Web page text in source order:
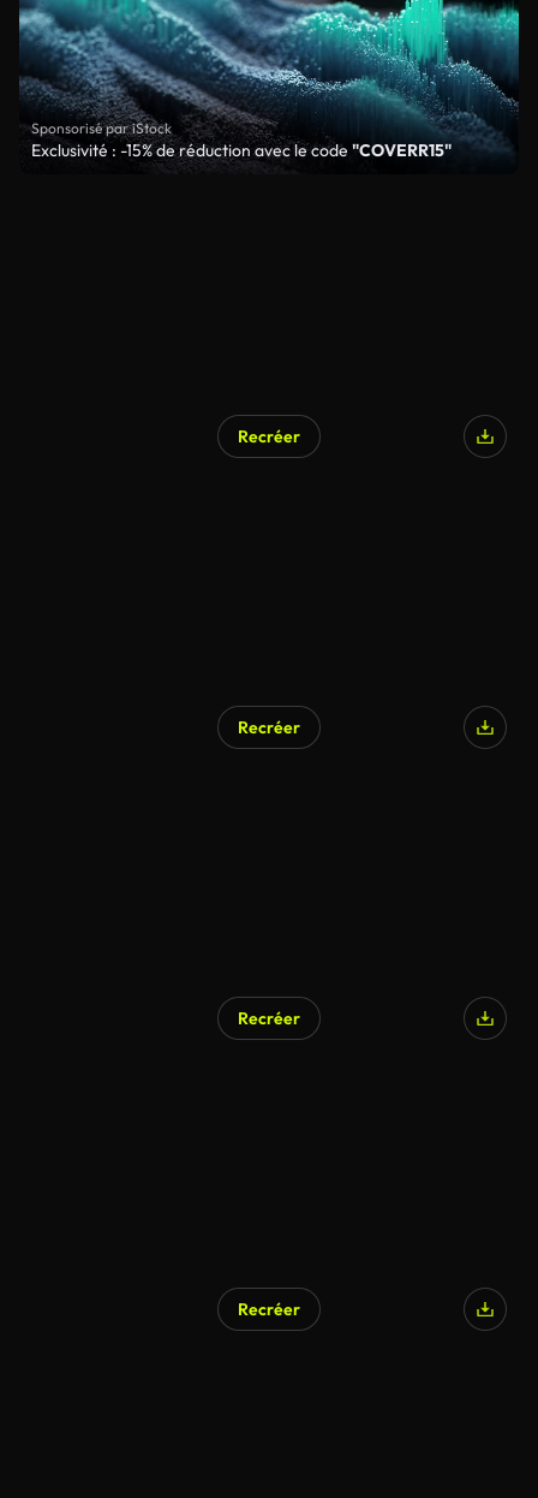
Sponsorisé par iStock
Exclusivité : -15% de réduction avec le code "COVERR15"
Recréer
Recréer
Recréer
Recréer